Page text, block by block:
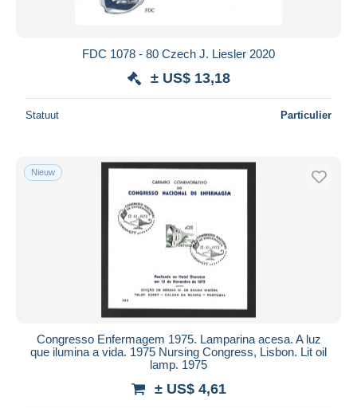
FDC 1078 - 80 Czech J. Liesler 2020
± US$ 13,18
Statuut Particulier
Nieuw
Congresso Enfermagem 1975. Lamparina acesa. A luz
que ilumina a vida. 1975 Nursing Congress, Lisbon. Lit oil
lamp. 1975
± US$ 4,61